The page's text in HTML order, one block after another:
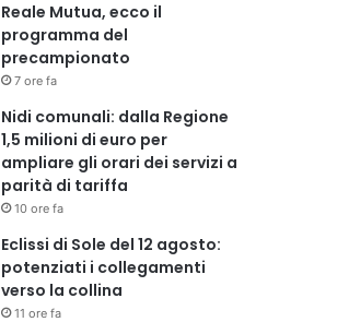
Reale Mutua, ecco il
programma del
precampionato
7 ore fa
Nidi comunali: dalla Regione
1,5 milioni di euro per
ampliare gli orari dei servizi a
parità di tariffa
10 ore fa
Eclissi di Sole del 12 agosto:
potenziati i collegamenti
verso la collina
11 ore fa